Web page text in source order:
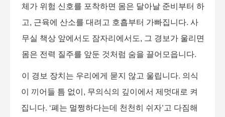
체가 위험 신호를 포착하면 몸은 달아날 준비부터 하
고, 근육에 산소를 대려고 호흡부터 가빠집니다. 사
무실 책상 앞에서도 잠자리에서도, 그 경보가 울리면
몸은 전력 질주를 앞둔 것처럼 숨을 끌어모읍니다.
이 경보 장치는 우리에게 묻지 않고 울립니다. 의식
이 끼어들 틈 없이, 무의식의 깊이에서 제멋대로 켜
집니다. ‘폐는 멀쩡하다는데 천천히 쉬자’고 다짐해